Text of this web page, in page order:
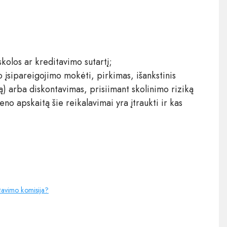
ar kreditavimo sutartį;
įsipareigojimo mokėti, pirkimas, išankstinis
arba diskontavimas, prisiimant skolinimo riziką
apskaitą šie reikalavimai yra įtraukti ir kas
komisija?